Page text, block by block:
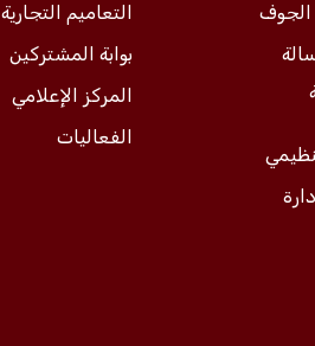
الجوف
التعاميم التجارية
بوابة المشتركين
المركز الإعلامي
الفعاليات